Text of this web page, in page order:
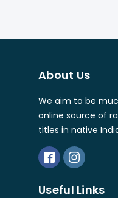
About Us
We aim to be
online source of
titles in native
Useful Links